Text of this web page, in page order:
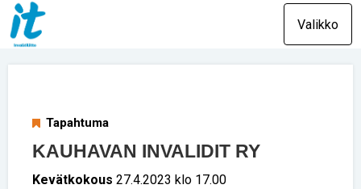
Valikko
Tapahtuma
KAUHAVAN INVALIDIT RY
Kevätkokous 27.4.2023 klo 17.00